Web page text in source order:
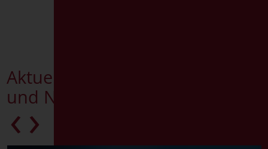
Aktuelles
und Neuheiten
‹›